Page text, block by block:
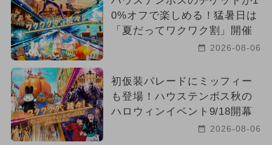
0%オフで楽しめる！猛暑日は
「夏だってワクワク割」開催
2026-08-06
初仮装パレードにミッフィー
も登場！ハウステンボス秋の
ハロウィンイベント9/18開幕
2026-08-06